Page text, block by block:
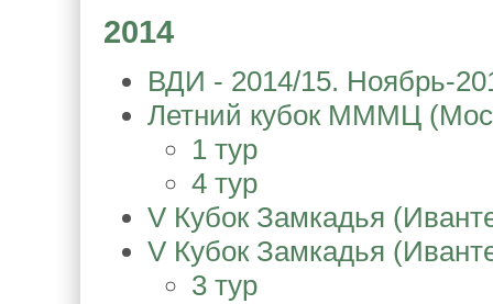
2014
ВДИ - 2014/15. Ноябрь-
Летний кубок МММЦ
1 тур
4 тур
V Кубок Замкадья
V Кубок Замкадья
3 тур